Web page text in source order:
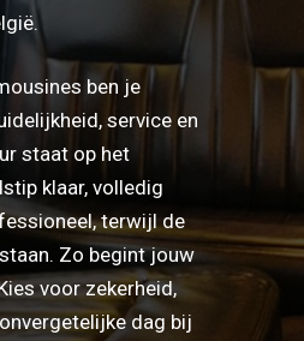
ben je
service en
staat op het
klaar, volledig
terwijl de
Zo begint jouw
voor zekerheid,
dag bij